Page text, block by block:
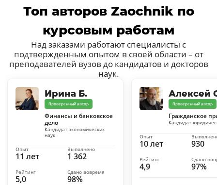
Топ авторов Zaochnik по
курсовым работам
Над заказами работают специалисты с
подтвержденным опытом в своей области – от
преподавателей вузов до кандидатов и докторов
наук.
Ирина Б.
Проверенный автор
Финансы и банковское
дело
Кандидат экономических
наук
11 лет
Опыт
1 362
Выполнено
5,0
Рейтинг
98%
Сдано вовремя
Алексей
Проверенный автор
Гражданское
Кандидат
10 лет
Опыт
930
4,9
Рейтинг
97%
Сдано